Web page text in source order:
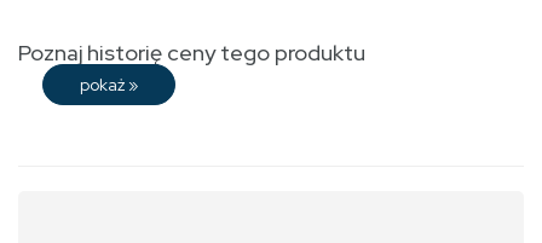
Poznaj historię ceny tego produktu
pokaż »